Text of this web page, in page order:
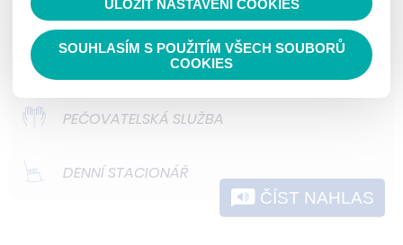
ODLEHČOVACÍ SLUŽBY
DOMOVY PRO OSOBY SE ZDRAVOTNÍM
POSTIŽENÍM
PEČOVATELSKÁ SLUŽBA
DENNÍ STACIONÁŘ
ČÍST NAHLAS
nedokážeme zjistit navštívené odkazy,
prohlížené zboží apod.
ULOŽIT NASTAVENÍ COOKIES
SOUHLASÍM S POUŽITÍM VŠECH SOUBORŮ
COOKIES